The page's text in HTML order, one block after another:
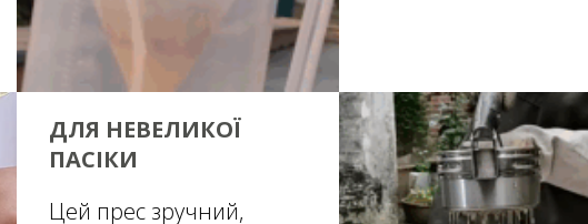
ДЛЯ НЕВЕЛИКОЇ
ПАСІКИ
Цей прес зручний,